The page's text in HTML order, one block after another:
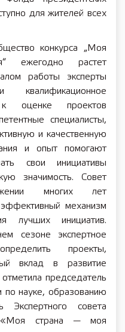
для жителей всех
конкурса „Моя
ежегодно растет
работы эксперты
к оценке проектов
специалисты,
и качественную
и опыт помогают
свои инициативы
значимость. Совет
многих лет
механизм
лучших инициатив.
сезоне экспертное
проекты,
вклад в развитие
председатель
по науке, образованию
Экспертного совета
«Моя страна — моя